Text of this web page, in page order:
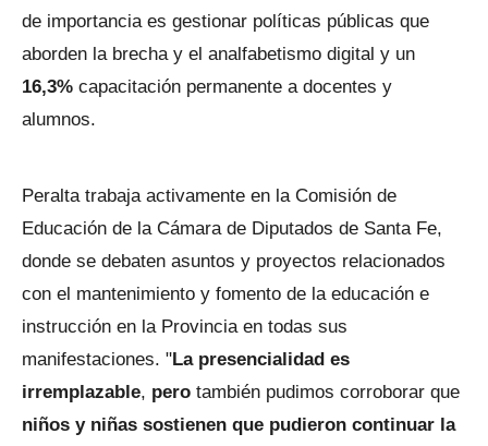
de importancia es gestionar políticas públicas que
aborden la brecha y el analfabetismo digital y un
16,3% capacitación permanente a docentes y
alumnos.
Peralta trabaja activamente en la Comisión de
Educación de la Cámara de Diputados de Santa Fe,
donde se debaten asuntos y proyectos relacionados
con el mantenimiento y fomento de la educación e
instrucción en la Provincia en todas sus
manifestaciones. "La presencialidad es
irremplazable, pero también pudimos corroborar que
niños y niñas sostienen que pudieron continuar la